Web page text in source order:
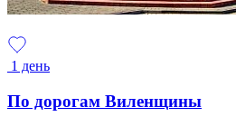
1 день
По дорогам Виленщины